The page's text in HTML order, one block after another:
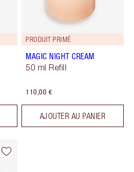
PRODUIT PRIMÉ
MAGIC NIGHT CREAM
50 ml Refill
110,00 €
AJOUTER AU PANIER